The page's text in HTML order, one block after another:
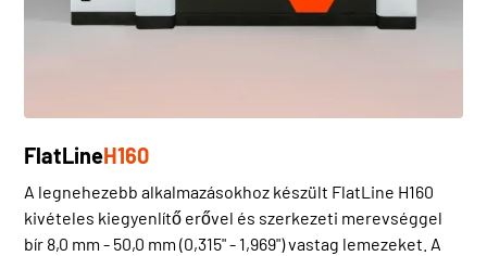
FlatLineH160
A legnehezebb alkalmazásokhoz készült FlatLine H160
kivételes kiegyenlítő erővel és szerkezeti merevséggel
bír 8,0 mm - 50,0 mm (0,315" - 1,969") vastag lemezeket. A